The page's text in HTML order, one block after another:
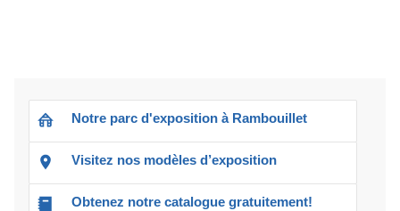
Notre parc d'exposition à Rambouillet
Visitez nos modèles d’exposition
Obtenez notre catalogue gratuitement!